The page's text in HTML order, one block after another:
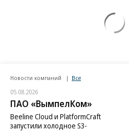
Новости компаний Все
05.08.2026
ПАО «ВымпелКом»
Beeline Cloud и PlatformCraft
запустили холодное S3-